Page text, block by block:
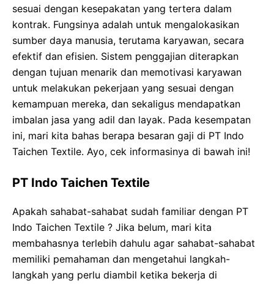
sesuai dengan kesepakatan yang tertera dalam
kontrak. Fungsinya adalah untuk mengalokasikan
sumber daya manusia, terutama karyawan, secara
efektif dan efisien. Sistem penggajian diterapkan
dengan tujuan menarik dan memotivasi karyawan
untuk melakukan pekerjaan yang sesuai dengan
kemampuan mereka, dan sekaligus mendapatkan
imbalan jasa yang adil dan layak. Pada kesempatan
ini, mari kita bahas berapa besaran gaji di PT Indo
Taichen Textile. Ayo, cek informasinya di bawah ini!
PT Indo Taichen Textile
Apakah sahabat-sahabat sudah familiar dengan PT
Indo Taichen Textile ? Jika belum, mari kita
membahasnya terlebih dahulu agar sahabat-sahabat
memiliki pemahaman dan mengetahui langkah-
langkah yang perlu diambil ketika bekerja di